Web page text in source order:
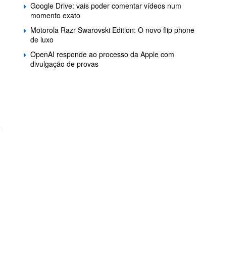
Google Drive: vais poder comentar vídeos num
momento exato
Motorola Razr Swarovski Edition: O novo flip phone
de luxo
OpenAI responde ao processo da Apple com
divulgação de provas